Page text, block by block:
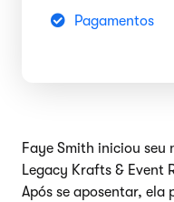
Pagamentos
Faye Smith iniciou seu
Legacy Krafts & Event
Após se aposentar, ela